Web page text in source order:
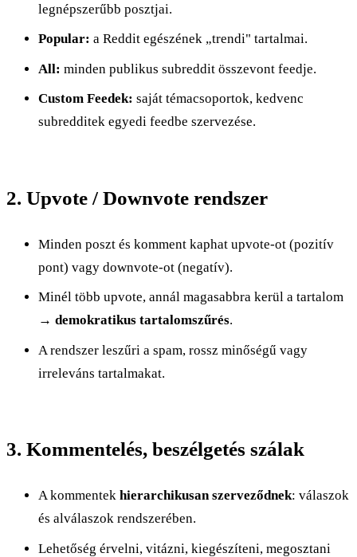
legnépszerűbb posztjai.
Popular: a Reddit egészének „trendi" tartalmai.
All: minden publikus subreddit összevont feedje.
Custom Feedek: saját témacsoportok, kedvenc
subredditek egyedi feedbe szervezése.
2. Upvote / Downvote rendszer
Minden poszt és komment kaphat upvote-ot (pozitív
pont) vagy downvote-ot (negatív).
Minél több upvote, annál magasabbra kerül a tartalom
→ demokratikus tartalomszűrés.
A rendszer leszűri a spam, rossz minőségű vagy
irreleváns tartalmakat.
3. Kommentelés, beszélgetés szálak
A kommentek hierarchikusan szerveződnek: válaszok
és alválaszok rendszerében.
Lehetőség érvelni, vitázni, kiegészíteni, megosztani